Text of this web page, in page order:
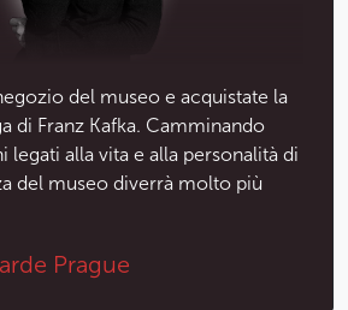
del museo e acquistate la
di Franz Kafka. Camminando
legati alla vita e alla personalità di
del museo diverrà molto più
Prague